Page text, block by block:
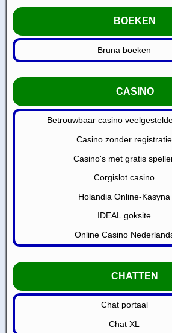
BOEKEN
Bruna boeken
CASINO
Betrouwbaar casino
Casino zonder registratie
Casino's met gratis
Corgislot casino
Holandia Online-Kasyna
IDEAL goksite
Online Casino
CHATTEN
Chat portaal
Chat XL